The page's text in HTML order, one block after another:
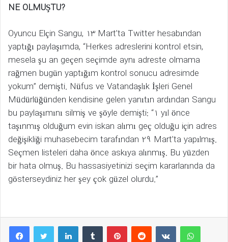
NE OLMUŞTU?
Oyuncu Elçin Sangu, 13 Mart’ta Twitter hesabından
yaptığı paylaşımda, “Herkes adreslerini kontrol etsin,
mesela şu an geçen seçimde aynı adreste olmama
rağmen bugün yaptığım kontrol sonucu adresimde
yokum” demişti. Nüfus ve Vatandaşlık İşleri Genel
Müdürlüğünden kendisine gelen yanıtın ardından Sangu
bu paylaşımını silmiş ve şöyle demişti: “1 yıl önce
taşınmış olduğum evin iskan alımı geç olduğu için adres
değişikliği muhasebecim tarafından 29 Mart’ta yapılmış.
Seçmen listeleri daha önce askıya alınmış. Bu yüzden
bir hata olmuş. Bu hassasiyetinizi seçim kararlarında da
gösterseydiniz her şey çok güzel olurdu.”
LinkedInTumblr PinterestReddit VKontakte